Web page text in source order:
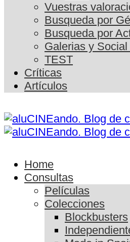
Vuestras
Busqueda por
Busqueda por
Galerias y
TEST
Críticas
Artículos
Home
Consultas
Películas
Colecciones
Blockbusters